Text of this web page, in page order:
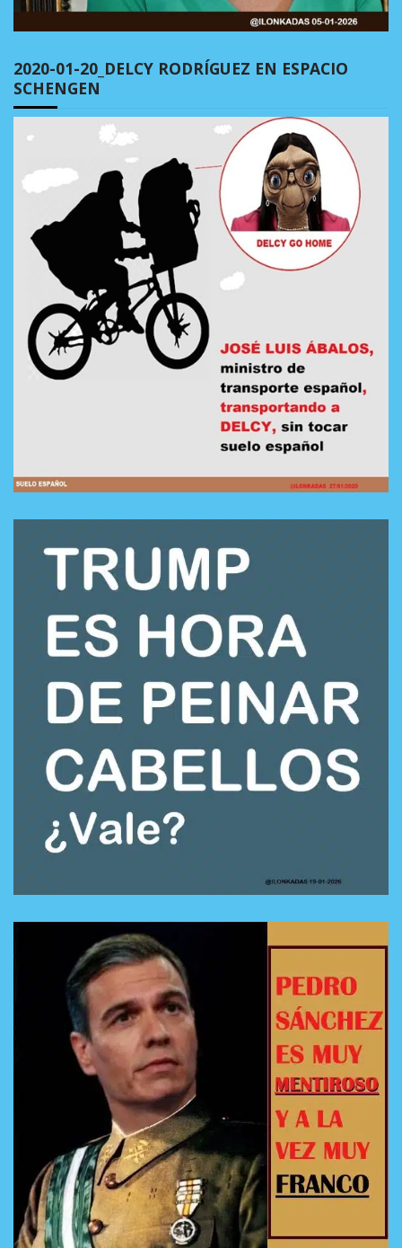
2020-01-20_DELCY RODRÍGUEZ EN ESPACIO
SCHENGEN